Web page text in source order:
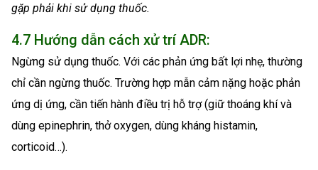
gặp phải khi sử dụng thuốc.
4.7 Hướng dẫn cách xử trí ADR:
Ngừng sử dụng thuốc. Với các phản ứng bất lợi nhẹ, thường
chỉ cần ngừng thuốc. Trường hợp mẫn cảm nặng hoặc phản
ứng dị ứng, cần tiến hành điều trị hỗ trợ (giữ thoáng khí và
dùng epinephrin, thở oxygen, dùng kháng histamin,
corticoid…).